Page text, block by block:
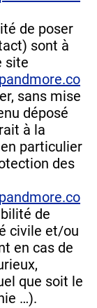
de poser
sont à
site
sans mise
déposé
à la
particulier
des
de
civile et/ou
en cas de
que soit le
…).